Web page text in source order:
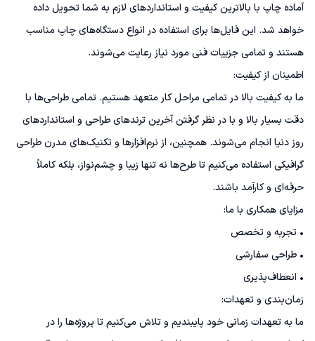
آماده چاپ با بالاترین کیفیت و استانداردهای لازم به شما تحویل داده
خواهد شد. این فایل‌ها برای استفاده در انواع دستگاه‌های چاپ مناسب
ما به کیفیت بالا در تمامی مراحل کار متعهد هستیم. تمامی طراحی‌ها با
دقت بسیار بالا و با در نظر گرفتن آخرین ترندهای طراحی و استانداردهای
روز دنیا انجام می‌شوند. همچنین، از نرم‌افزارها و تکنیک‌های مدرن طراحی
گرافیکی استفاده می‌کنیم تا طرح‌ها نه تنها زیبا و چشم‌نواز، بلکه کاملاً
ما به تعهدات زمانی خود پایبندیم و تلاش می‌کنیم تا پروژه‌ها را در